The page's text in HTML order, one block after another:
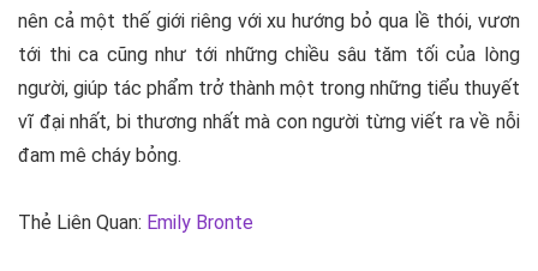
nên cả một thế giới riêng với xu hướng bỏ qua lề thói, vươn
tới thi ca cũng như tới những chiều sâu tăm tối của lòng
người, giúp tác phẩm trở thành một trong những tiểu thuyết
vĩ đại nhất, bi thương nhất mà con người từng viết ra về nỗi
đam mê cháy bỏng.
Thẻ Liên Quan: Emily Bronte